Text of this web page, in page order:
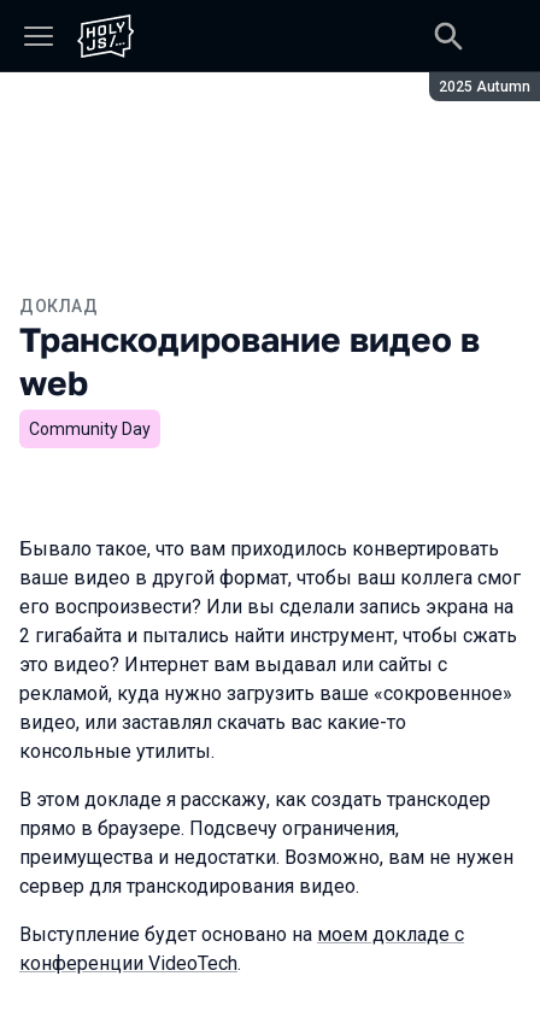
Сезон:
2025 Autumn
ДОКЛАД
Транскодирование видео в
web
Community Day
Бывало такое, что вам приходилось конвертировать
ваше видео в другой формат, чтобы ваш коллега смог
его воспроизвести? Или вы сделали запись экрана на
2 гигабайта и пытались найти инструмент, чтобы сжать
это видео? Интернет вам выдавал или сайты с
рекламой, куда нужно загрузить ваше «сокровенное»
видео, или заставлял скачать вас какие-то
консольные утилиты.
В этом докладе я расскажу, как создать транскодер
прямо в браузере. Подсвечу ограничения,
преимущества и недостатки. Возможно, вам не нужен
сервер для транскодирования видео.
Выступление будет основано на моем докладе c
конференции VideoTech.